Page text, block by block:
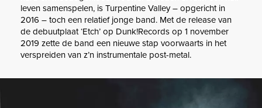
leven samenspelen, is Turpentine Valley – opgericht in
2016 – toch een relatief jonge band. Met de release van
de debuutplaat ‘Etch’ op Dunk!Records op 1 november
2019 zette de band een nieuwe stap voorwaarts in het
verspreiden van z’n instrumentale post-metal.